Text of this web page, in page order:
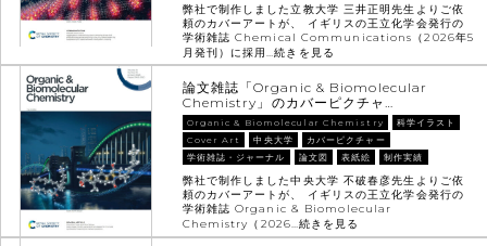
弊社で制作しました立教大学 三井正明先生よりご依
頼のカバーアートが、 イギリスの王立化学会発行の
学術雑誌 Chemical Communications（2026年5
月発刊）に採用…続きを見る
論文雑誌「Organic & Biomolecular
Chemistry」のカバーピクチャ…
Organic & Biomolecular Chemistry
科学イラスト
Cover Art
中央大学
カバーピクチャー
学術雑誌・ジャーナル
論文図 表紙絵 制作実績
弊社で制作しました中央大学 不破春彦先生よりご依
頼のカバーアートが、 イギリスの王立化学会発行の
学術雑誌 Organic & Biomolecular
Chemistry（2026…続きを見る